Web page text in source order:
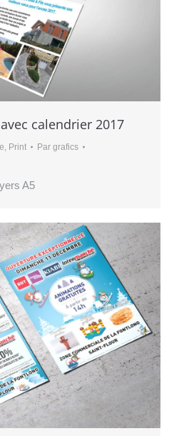
calendrier 2017
Print Pargrafics
A5